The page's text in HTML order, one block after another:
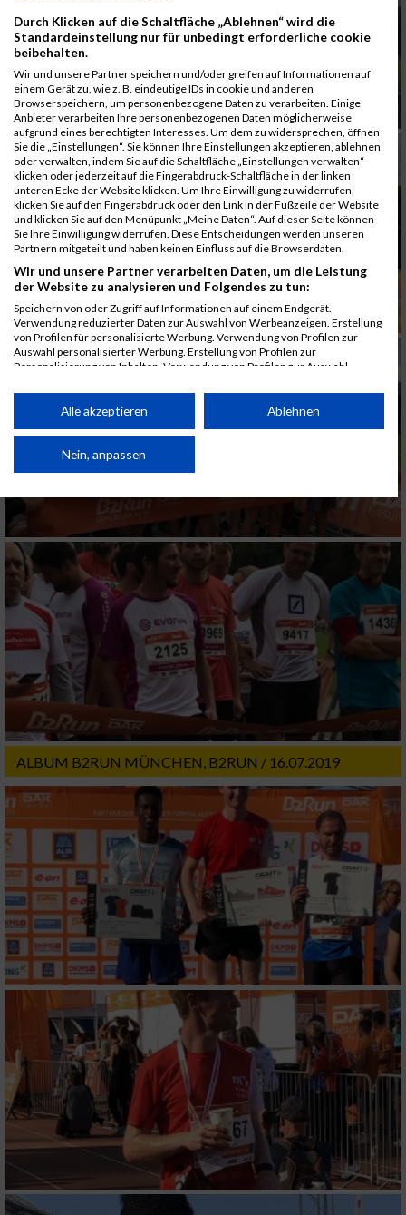
ALBUM B2RUN MÜNCHEN, B2RUN / 16.07.2019
Durch Klicken auf die Schaltfläche „Ablehnen“ wird die
Standardeinstellung nur für unbedingt erforderliche cookie
beibehalten.
Wir und unsere Partner speichern und/oder greifen auf Informationen auf
einem Gerät zu, wie z. B. eindeutige IDs in cookie und anderen
Browserspeichern, um personenbezogene Daten zu verarbeiten. Einige
Anbieter verarbeiten Ihre personenbezogenen Daten möglicherweise
aufgrund eines berechtigten Interesses. Um dem zu widersprechen, öffnen
Sie die „Einstellungen“. Sie können Ihre Einstellungen akzeptieren, ablehnen
oder verwalten, indem Sie auf die Schaltfläche „Einstellungen verwalten“
klicken oder jederzeit auf die Fingerabdruck-Schaltfläche in der linken
unteren Ecke der Website klicken. Um Ihre Einwilligung zu widerrufen,
klicken Sie auf den Fingerabdruck oder den Link in der Fußzeile der Website
und klicken Sie auf den Menüpunkt „Meine Daten“. Auf dieser Seite können
Sie Ihre Einwilligung widerrufen. Diese Entscheidungen werden unseren
Partnern mitgeteilt und haben keinen Einfluss auf die Browserdaten.
Wir und unsere Partner verarbeiten Daten, um die Leistung
der Website zu analysieren und Folgendes zu tun:
Speichern von oder Zugriff auf Informationen auf einem Endgerät.
Verwendung reduzierter Daten zur Auswahl von Werbeanzeigen. Erstellung
von Profilen für personalisierte Werbung. Verwendung von Profilen zur
Auswahl personalisierter Werbung. Erstellung von Profilen zur
Personalisierung von Inhalten. Verwendung von Profilen zur Auswahl
Performance von Inhalten. Analyse von Zielgruppen durch Statistiken oder
Kombinationen von Daten aus verschiedenen Quellen. Entwicklung und
von Inhalten.
Daten können außerhalb der Europäischen Union weitergegeben und in die
Website/App.
Partnerliste anzeigen (1 IAB-Anbieter)
Wir nutzen Ihre Daten für folgende Zwecke:
IAB-Verarbeitungszwecke:
Speichern von oder Zugriff auf Informationen
auf einem Endgerät
Verwendung reduzierter Daten zur Auswahl
von Werbeanzeigen
Erstellung von Profilen für personalisierte
Werbung
Verwendung von Profilen zur Auswahl
personalisierter Werbung
Erstellung von Profilen zur Personalisierung
von Inhalten
Verwendung von Profilen zur Auswahl
personalisierter Inhalte
Messung der Werbeleistung
Messung der Performance von Inhalten
Analyse von Zielgruppen durch Statistiken
oder Kombinationen von Daten aus
verschiedenen Quellen
Entwicklung und Verbesserung der Angebote
Verwendung reduzierter Daten zur Auswahl
von Inhalten
Alle akzeptieren Ablehnen
Nein, anpassen